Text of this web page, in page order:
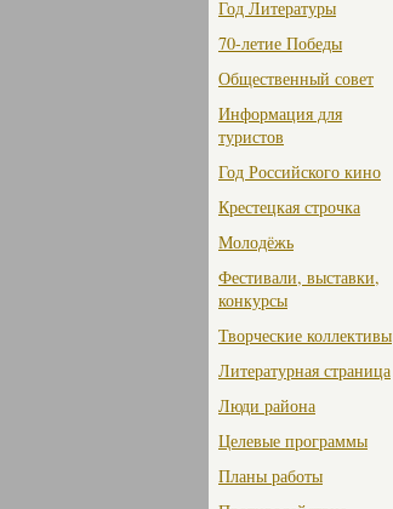
Год Литературы
70-летие Победы
Общественный совет
Информация для
туристов
Год Российского кино
Крестецкая строчка
Молодёжь
Фестивали, выставки,
конкурсы
Творческие коллективы
Литературная страница
Люди района
Целевые программы
Планы работы